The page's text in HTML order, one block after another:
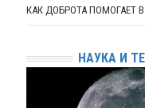
КАК ДОБРОТА ПОМОГАЕТ
НАУКА И